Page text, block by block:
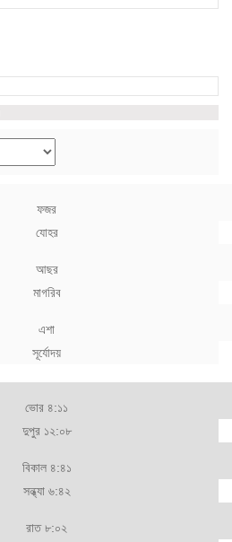
ফজর
যোহর
আছর
মাগরিব
এশা
সূর্যোদয়
ভোর ৪:১১
দুপুর ১২:০৮
বিকাল ৪:৪১
সন্ধ্যা ৬:৪২
রাত ৮:০২